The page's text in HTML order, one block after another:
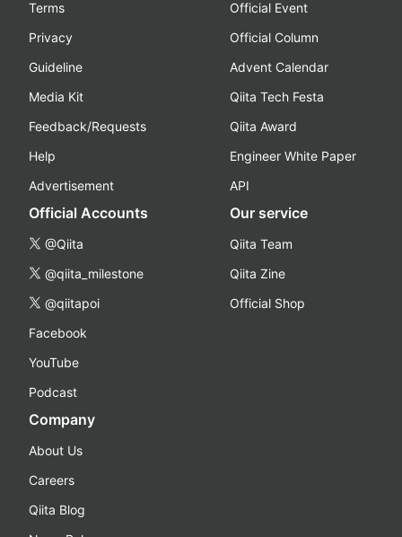
Terms
Privacy
Guideline
Media Kit
Feedback/Requests
Help
Advertisement
Official Event
Official Column
Advent Calendar
Qiita Tech Festa
Qiita Award
Engineer White Paper
API
Official Accounts
@Qiita
@qiita_milestone
@qiitapoi
Facebook
YouTube
Podcast
Our service
Qiita Team
Qiita Zine
Official Shop
Company
About Us
Careers
Qiita Blog